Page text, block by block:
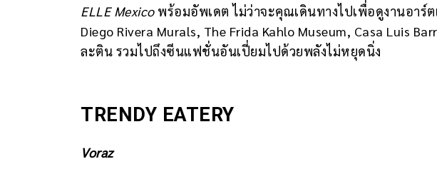
ELLE Mexicoพร้อมอัพเดต ไม่ว่าจะคุณเดินทางไปเพื่อดูงานอาร์ต
Diego Rivera Murals, The Frida Kahlo Museum, Casa Luis
ละติน รวมไปถึงซีนแฟชั่นอันเปี่ยมไปด้วยพลังไม่หยุดนิ่ง
TRENDY EATERY
Voraz